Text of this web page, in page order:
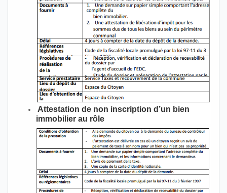
Attestation de non inscription d’un bien
immobilier au rôle